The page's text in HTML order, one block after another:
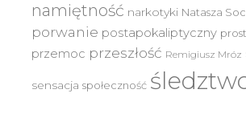
namiętność narkotyki Natasza
porwanie postapokaliptyczny
przemoc przeszłość Remigiusz Mróz
sensacja społeczność